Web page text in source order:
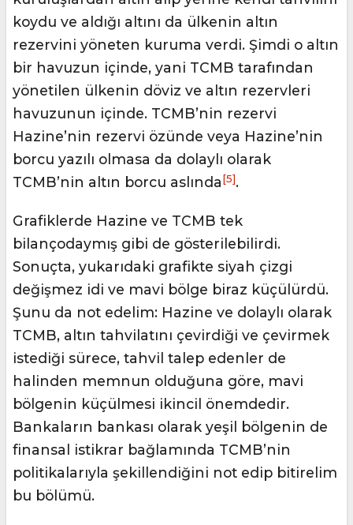
koydu ve aldığı altını da ülkenin altın
rezervini yöneten kuruma verdi. Şimdi o altın
bir havuzun içinde, yani TCMB tarafından
yönetilen ülkenin döviz ve altın rezervleri
havuzunun içinde. TCMB’nin rezervi
Hazine’nin rezervi özünde veya Hazine’nin
borcu yazılı olmasa da dolaylı olarak
TCMB’nin altın borcu aslında[5].
Grafiklerde Hazine ve TCMB tek
bilançodaymış gibi de gösterilebilirdi.
Sonuçta, yukarıdaki grafikte siyah çizgi
değişmez idi ve mavi bölge biraz küçülürdü.
Şunu da not edelim: Hazine ve dolaylı olarak
TCMB, altın tahvilatını çevirdiği ve çevirmek
istediği sürece, tahvil talep edenler de
halinden memnun olduğuna göre, mavi
bölgenin küçülmesi ikincil önemdedir.
Bankaların bankası olarak yeşil bölgenin de
finansal istikrar bağlamında TCMB’nin
politikalarıyla şekillendiğini not edip bitirelim
bu bölümü.